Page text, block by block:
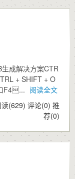
成解决方案CTR
+ SHIFT + O
F4... 阅读全文
读(629) 评论(0) 推
荐(0)